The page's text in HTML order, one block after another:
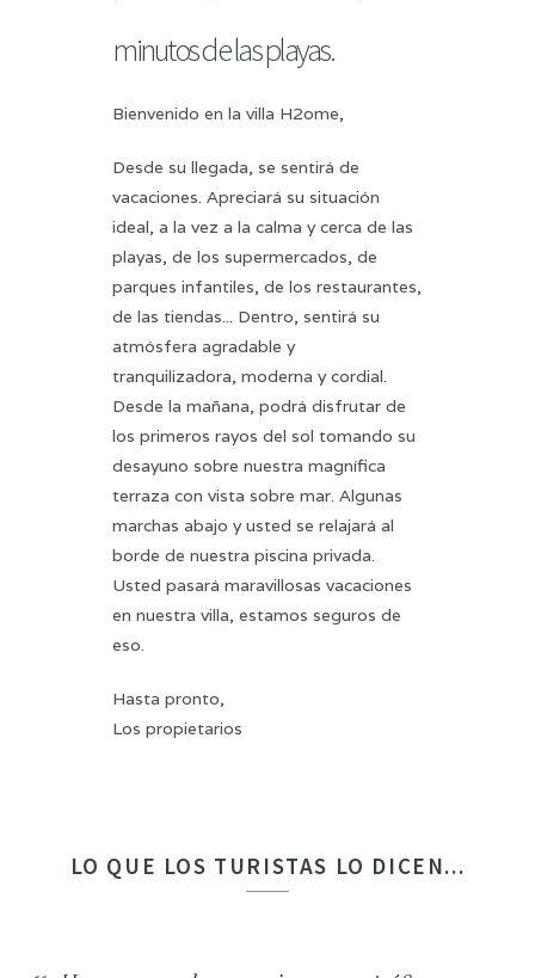
minutos de las playas.
Bienvenido en la villa H2ome,
Desde su llegada, se sentirá de
vacaciones. Apreciará su situación
ideal, a la vez a la calma y cerca de las
playas, de los supermercados, de
parques infantiles, de los restaurantes,
de las tiendas... Dentro, sentirá su
atmósfera agradable y
tranquilizadora, moderna y cordial.
Desde la mañana, podrá disfrutar de
los primeros rayos del sol tomando su
desayuno sobre nuestra magnífica
terraza con vista sobre mar. Algunas
marchas abajo y usted se relajará al
borde de nuestra piscina privada.
Usted pasará maravillosas vacaciones
en nuestra villa, estamos seguros de
eso.
Hasta pronto,
Los propietarios
LO QUE LOS TURISTAS LO DICEN...